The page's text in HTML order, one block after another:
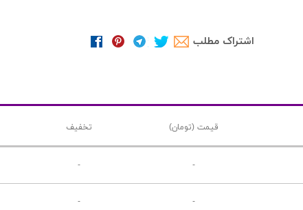
اشتراک مطلب
قیمت (تومان) تخفیف
-
-
-
-